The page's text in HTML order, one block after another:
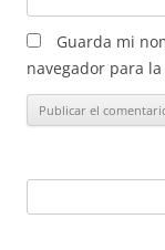
Guarda mi
navegador para